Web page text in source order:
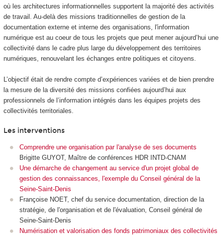
où les architectures informationnelles supportent la majorité des activités
de travail. Au-delà des missions traditionnelles de gestion de la
documentation externe et interne des organisations, l'information
numérique est au coeur de tous les projets que peut mener aujourd’hui une
collectivité dans le cadre plus large du développement des territoires
numériques, renouvelant les échanges entre politiques et citoyens.
L’objectif était de rendre compte d’expériences variées et de bien prendre
la mesure de la diversité des missions confiées aujourd’hui aux
professionnels de l’information intégrés dans les équipes projets des
collectivités territoriales.
Les interventions
Comprendre une organisation par l'analyse de ses documents
Brigitte GUYOT, Maître de conférences HDR INTD-CNAM
Une démarche de changement au service d'un projet global de
gestion des connaissances, l'exemple du Conseil général de la
Seine-Saint-Denis
Françoise NOET, chef du service documentation, direction de la
stratégie, de l'organisation et de l'évaluation, Conseil général de
Seine-Saint-Denis
Numérisation et valorisation des fonds patrimoniaux des collectivités